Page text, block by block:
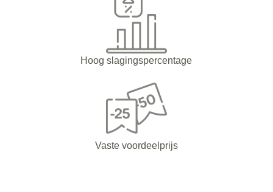
Hoog slagingspercentage
Vaste voordeelprijs